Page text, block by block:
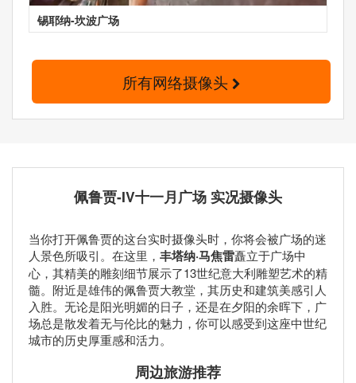
锡耶纳-坎波广场
所有网络摄像头
佩鲁贾-IV十一月广场 实况摄像头
当你打开佩鲁贾的这台实时摄像头时，你将会被广场的迷
人景色所吸引。在这里， 丰塔纳·马焦雷矗立于广场中
心，其精美的雕刻细节展示了13世纪意大利雕塑艺术的精
髓。附近是雄伟的佩鲁贾大教堂，其历史和建筑美感引人
入胜。无论是阳光明媚的日子，还是在夕阳的余晖下，广
场总是散发着无与伦比的魅力，你可以感受到这座中世纪
城市的历史厚重感和活力。
周边旅游推荐